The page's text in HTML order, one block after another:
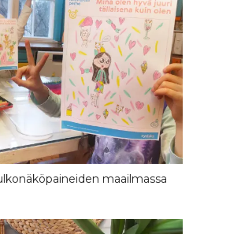
maailmassa